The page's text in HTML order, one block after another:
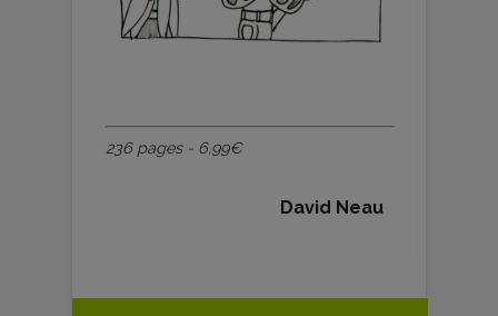
236 pages - 6,99€
David Neau